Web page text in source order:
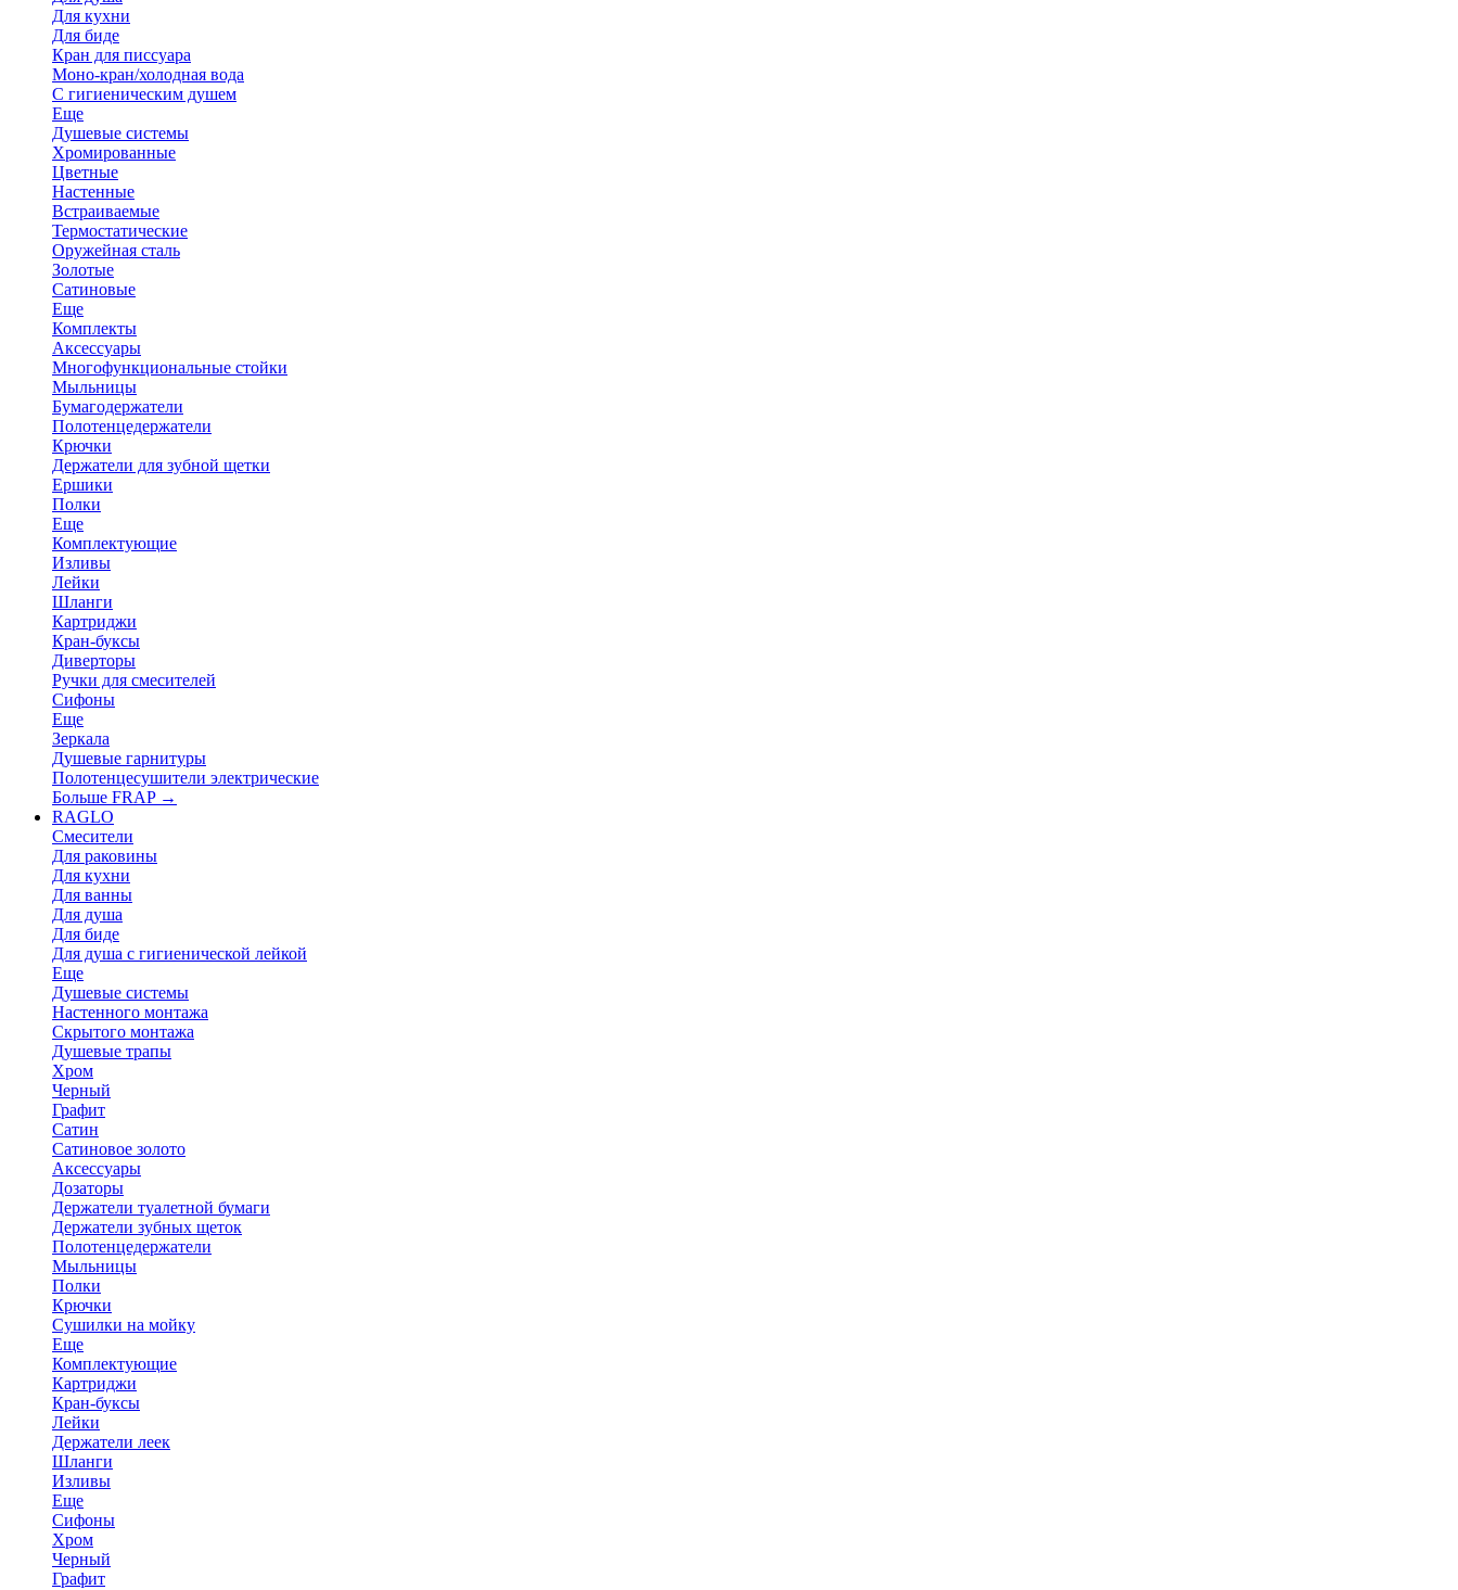
Для кухни
Для биде
Кран для писсуара
Моно-кран/холодная вода
С гигиеническим душем
Еще
Душевые системы
Хромированные
Цветные
Настенные
Встраиваемые
Термостатические
Оружейная сталь
Золотые
Сатиновые
Еще
Комплекты
Аксессуары
Многофункциональные стойки
Мыльницы
Бумагодержатели
Полотенцедержатели
Крючки
Держатели для зубной щетки
Ершики
Полки
Еще
Комплектующие
Изливы
Лейки
Шланги
Картриджи
Кран-буксы
Диверторы
Ручки для смесителей
Сифоны
Еще
Зеркала
Душевые гарнитуры
Полотенцесушители электрические
Больше FRAP →
RAGLO
Смесители
Для раковины
Для кухни
Для ванны
Для душа
Для биде
Для душа с гигиенической лейкой
Еще
Душевые системы
Настенного монтажа
Скрытого монтажа
Душевые трапы
Хром
Черный
Графит
Сатин
Сатиновое золото
Аксессуары
Дозаторы
Держатели туалетной бумаги
Держатели зубных щеток
Полотенцедержатели
Мыльницы
Полки
Крючки
Сушилки на мойку
Еще
Комплектующие
Картриджи
Кран-буксы
Лейки
Держатели леек
Шланги
Изливы
Еще
Сифоны
Хром
Черный
Графит